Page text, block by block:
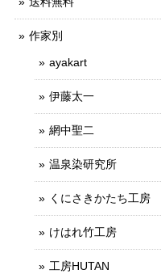
作家別
ayakart
伊藤太一
網中聖二
温泉染研究所
くにさきかたち工房
けはれ竹工房
工房HUTAN